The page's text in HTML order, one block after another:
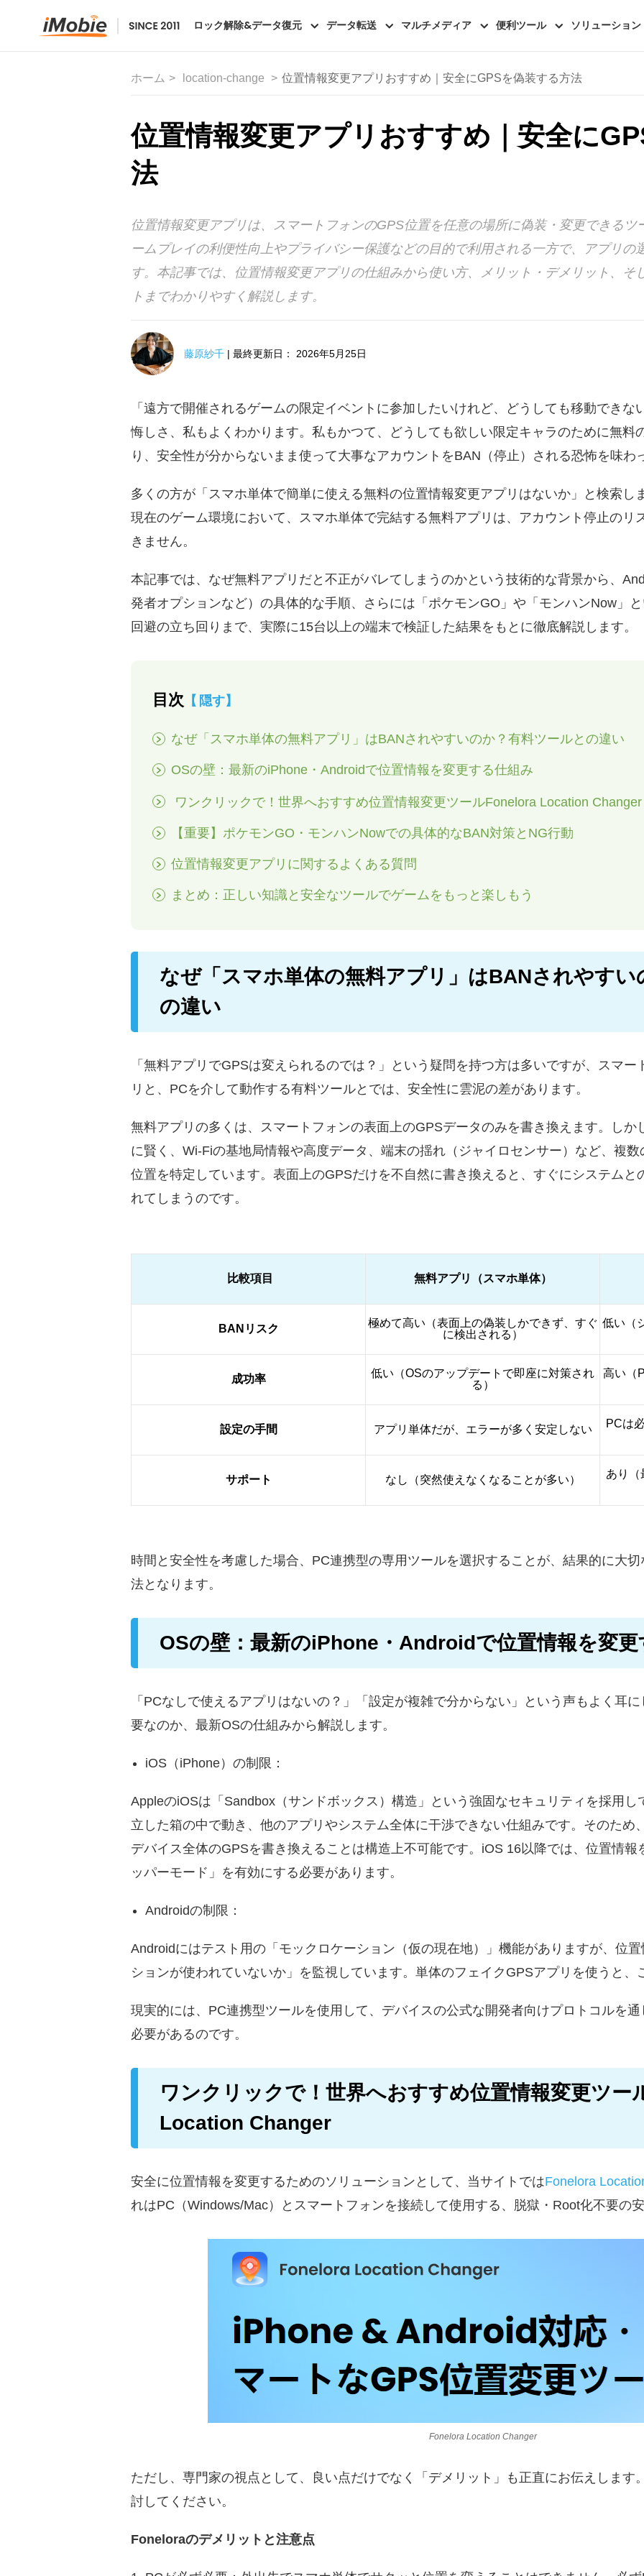
ロック解除&データ復元 データ転送 マルチメディア 便利ツール ソリューション
ホーム location-change 位置情報変更アプリおすすめ｜安全にGPSを偽装する方法
位置情報変更アプリおすすめ｜安全に
法
位置情報変更アプリは、スマートフォンのGPS位置を任意の場所に偽装・変更できる
ームプレイの利便性向上やプライバシー保護などの目的で利用される一方で、アプリの
す。本記事では、位置情報変更アプリの仕組みから使い方、メリット・デメリット、そ
トまでわかりやすく解説します。
藤原紗千 | 最終更新日： 2026年5月25日
「遠方で開催されるゲームの限定イベントに参加したいけれど、どうしても移動でき
悔しさ、私もよくわかります。私もかつて、どうしても欲しい限定キャラのために無料
り、安全性が分からないまま使って大事なアカウントをBAN（停止）される恐怖を味わ
多くの方が「スマホ単体で簡単に使える無料の位置情報変更アプリはないか」と検索し
現在のゲーム環境において、スマホ単体で完結する無料アプリは、アカウント停止のリ
きません。
本記事では、なぜ無料アプリだと不正がバレてしまうのかという技術的な背景から、
発者オプションなど）の具体的な手順、さらには「ポケモンGO」や「モンハンNow」
回避の立ち回りまで、実際に15台以上の端末で検証した結果をもとに徹底解説します。
目次 隠す
なぜ「スマホ単体の無料アプリ」はBANされやすいのか？有料ツールとの違い
OSの壁：最新のiPhone・Androidで位置情報を変更する仕組み
ワンクリックで！世界へおすすめ位置情報変更ツールFonelora Location
【重要】ポケモンGO・モンハンNowでの具体的なBAN対策とNG行動
位置情報変更アプリに関するよくある質問
まとめ：正しい知識と安全なツールでゲームをもっと楽しもう
なぜ「スマホ単体の無料アプリ」はBANされやすい
の違い
「無料アプリでGPSは変えられるのでは？」という疑問を持つ方は多いですが、スマ
リと、PCを介して動作する有料ツールとでは、安全性に雲泥の差があります。
無料アプリの多くは、スマートフォンの表面上のGPSデータのみを書き換えます。しか
に賢く、Wi-Fiの基地局情報や高度データ、端末の揺れ（ジャイロセンサー）など、複
位置を特定しています。表面上のGPSだけを不自然に書き換えると、すぐにシステムと
れてしまうのです。
比較項目 無料アプリ（スマホ単体）
BANリスク
極めて高い（表面上の偽装しかできず、すぐ
に検出される）
低い（
成功率
低い（OSのアップデートで即座に対策され
る）
高い（
設定の手間 アプリ単体だが、エラーが多く安定しない PCは
サポート なし（突然使えなくなることが多い） あり（
時間と安全性を考慮した場合、PC連携型の専用ツールを選択することが、結果的に大
法となります。
OSの壁：最新のiPhone・Androidで位置情報を変更
「PCなしで使えるアプリはないの？」「設定が複雑で分からない」という声もよく耳
要なのか、最新OSの仕組みから解説します。
iOS（iPhone）の制限：
AppleのiOSは「Sandbox（サンドボックス）構造」という強固なセキュリティを採用
立した箱の中で動き、他のアプリやシステム全体に干渉できない仕組みです。そのため
デバイス全体のGPSを書き換えることは構造上不可能です。iOS 16以降では、位置情
ッパーモード」を有効にする必要があります。
Androidの制限：
Androidにはテスト用の「モックロケーション（仮の現在地）」機能がありますが、位
ションが使われていないか」を監視しています。単体のフェイクGPSアプリを使うと、
現実的には、PC連携型ツールを使用して、デバイスの公式な開発者向けプロトコルを
必要があるのです。
ワンクリックで！世界へおすすめ位置情報変更ツー
Location Changer
安全に位置情報を変更するためのソリューションとして、当サイトではFonelora
れはPC（Windows/Mac）とスマートフォンを接続して使用する、脱獄・Root化不要の
Fonelora Location Changer
ただし、専門家の視点として、良い点だけでなく「デメリット」も正直にお伝えします
討してください。
Foneloraのデメリットと注意点